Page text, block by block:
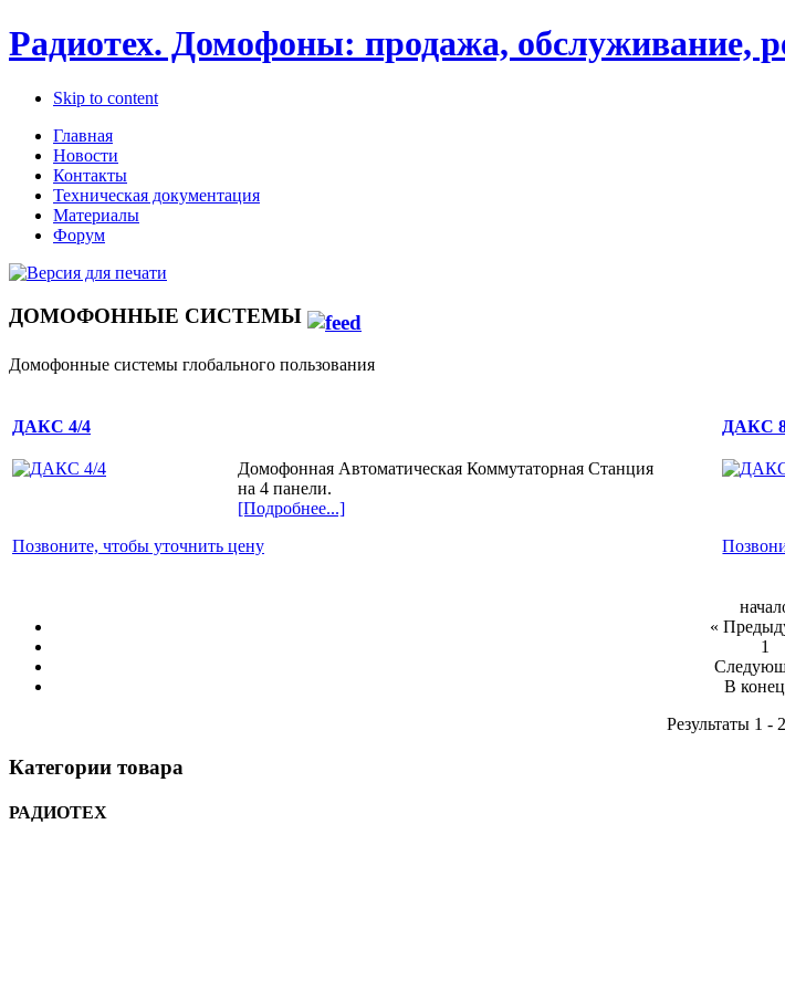
Радиотех. Домофоны: продажа, обслуживание,
Skip to content
Главная
Новости
Контакты
Техническая документация
Материалы
Форум
ДОМОФОННЫЕ СИСТЕМЫ
Домофонные системы глобального пользования
ДАКС 4/4
Домофонная Автоматическая Коммутаторная Станция
на 4 панели.
[Подробнее...]
Позвоните, чтобы уточнить цену
ДАКС
«
1
В
Результаты 1 -
Категории товара
РАДИОТЕХ